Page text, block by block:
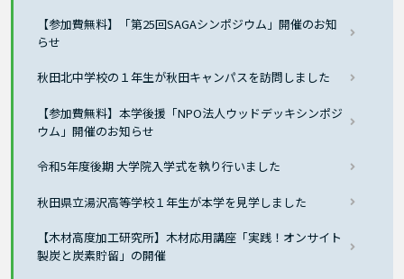
【参加費無料】「第25回SAGAシンポジウム」開催のお知
らせ
秋田北中学校の１年生が秋田キャンパスを訪問しました
【参加費無料】本学後援「NPO法人ウッドデッキシンポジ
ウム」開催のお知らせ
令和5年度後期 大学院入学式を執り行いました
秋田県立湯沢高等学校１年生が本学を見学しました
【木材高度加工研究所】木材応用講座「実践！オンサイト
製炭と炭素貯留」の開催